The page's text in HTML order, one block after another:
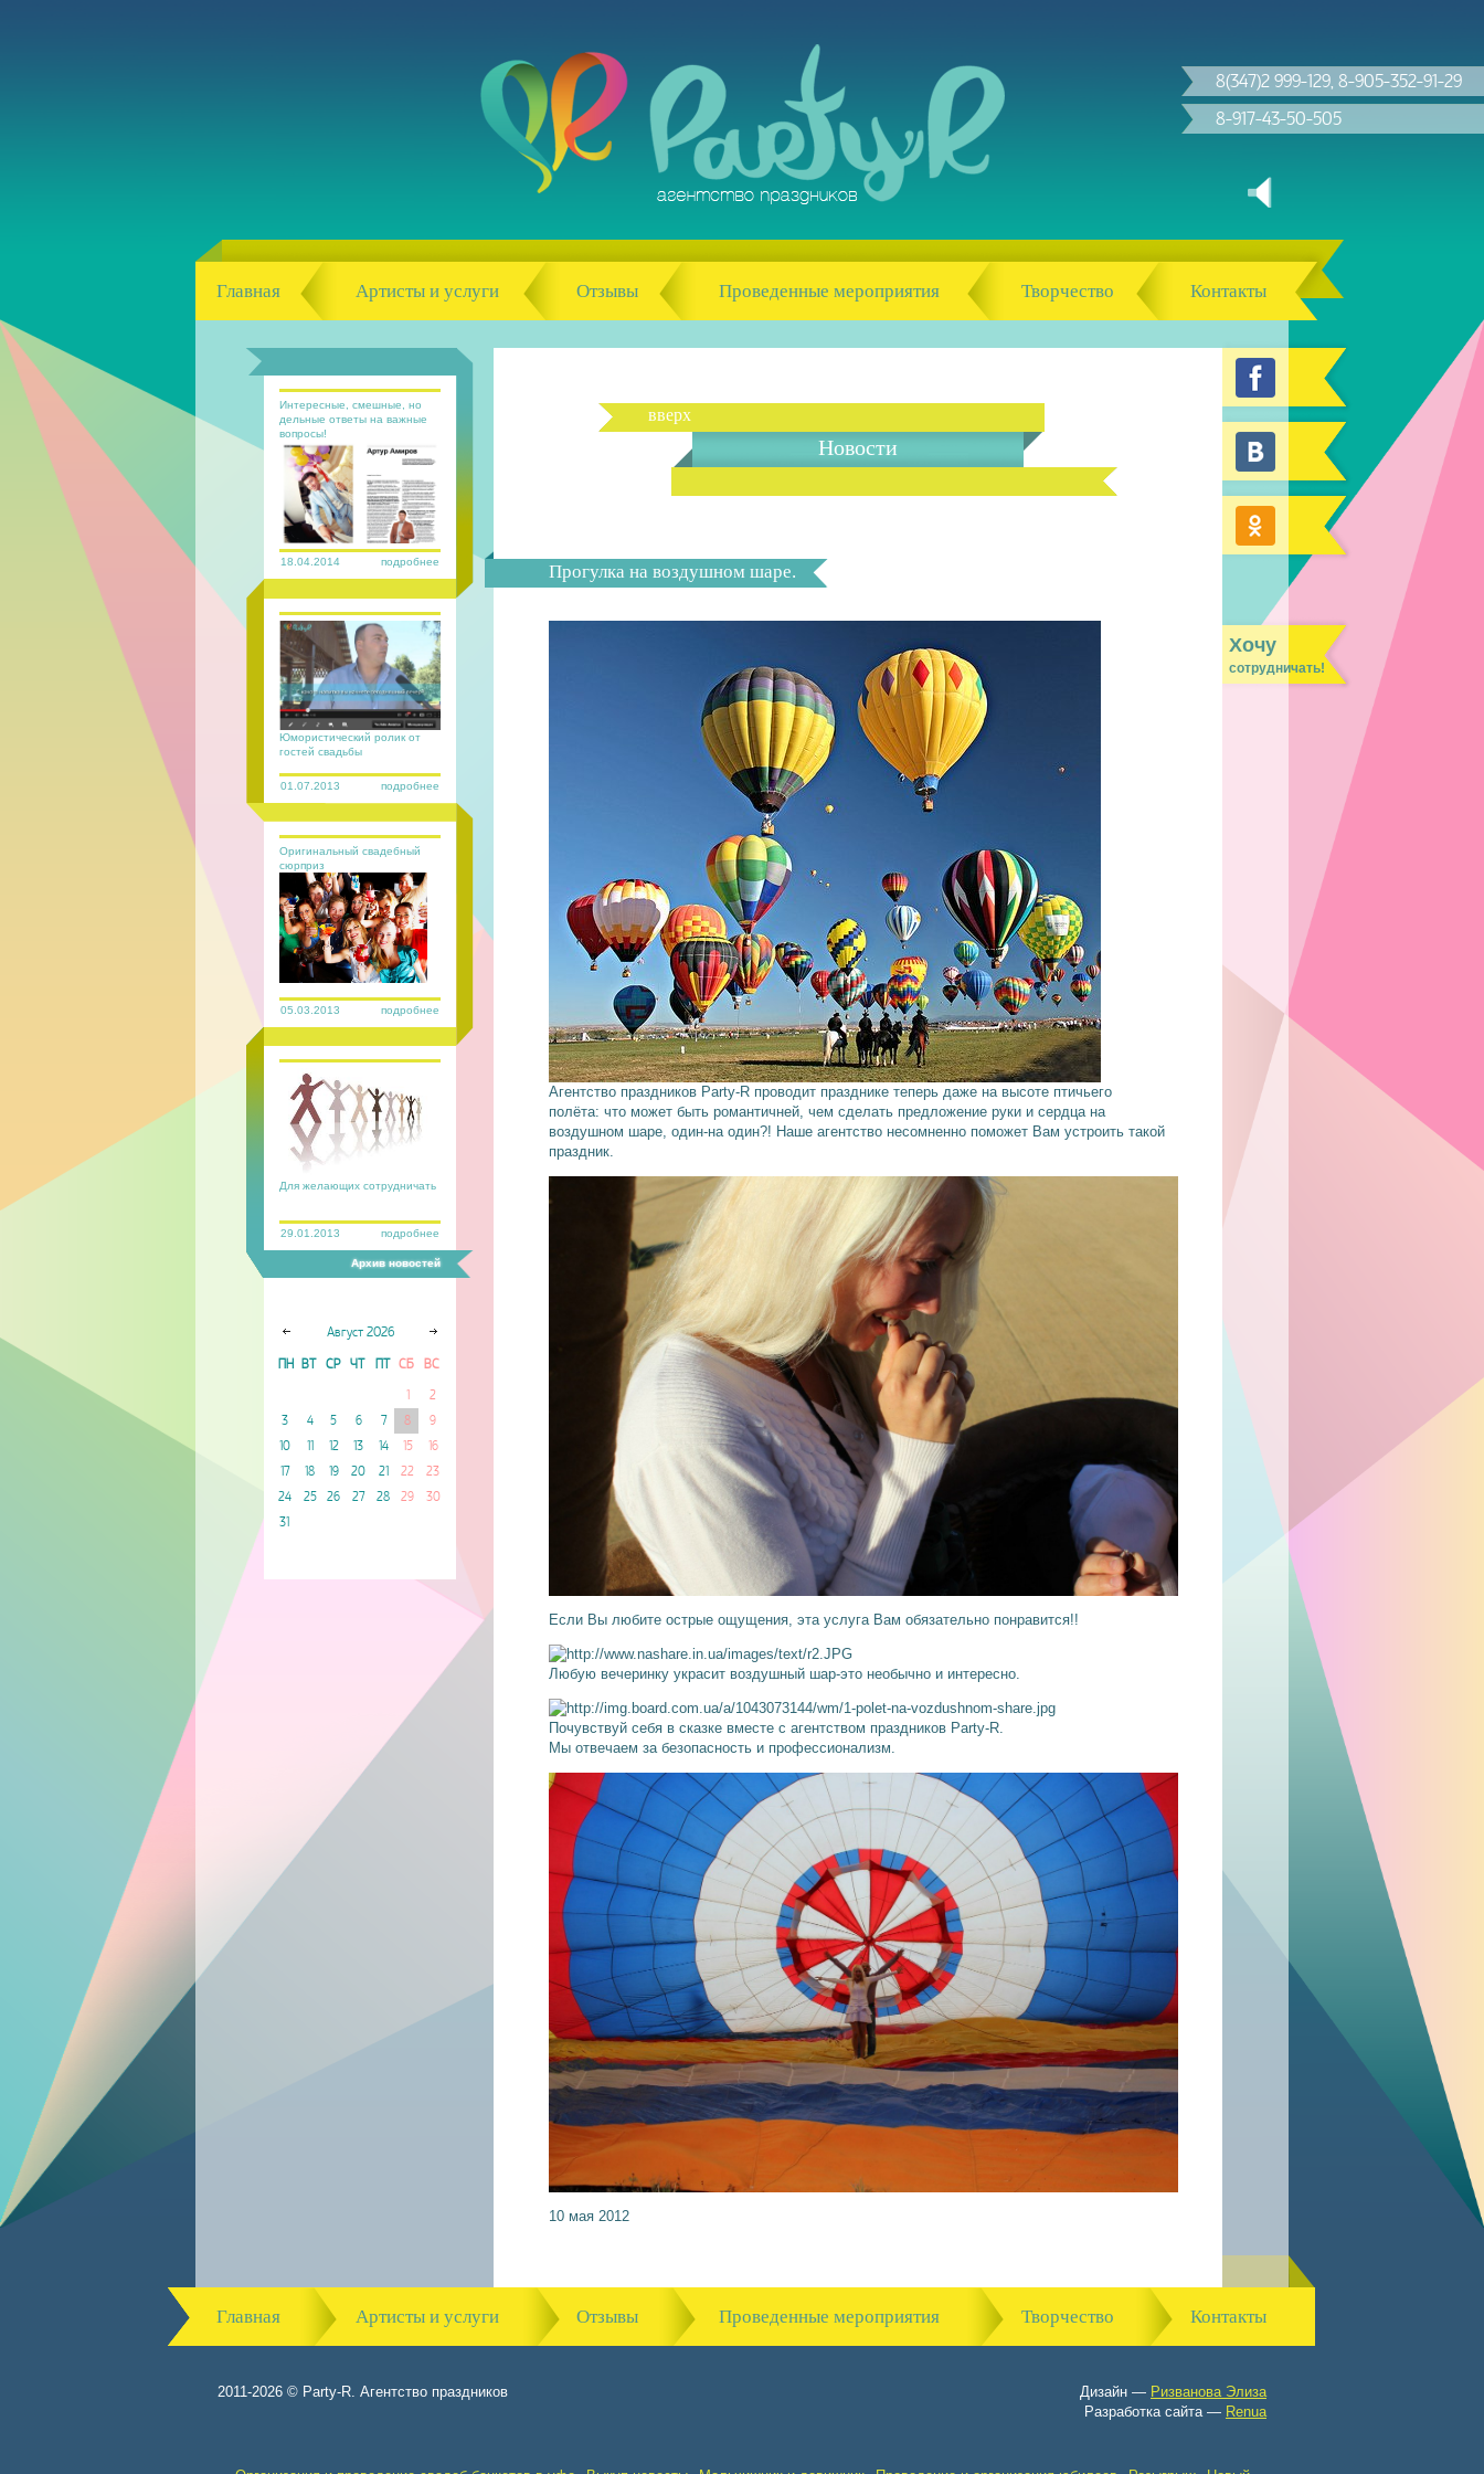
8(347)2 999-129, 8-905-352-91-29
8-917-43-50-505
Главная Артисты и услуги Отзывы Проведенные мероприятия Творчество Контакты
Хочу
сотрудничать!
18.04.2014 подробнее
Интересные, смешные, но
дельные ответы на важные
вопросы!
01.07.2013 подробнее
Юмористический ролик от
гостей свадьбы
05.03.2013 подробнее
Оригинальный свадебный
сюрприз
29.01.2013 подробнее
Для желающих сотрудничать
Архив новостей
Август 2026
ПН ВТ СР ЧТ СБ ВС
1
2
3
4 5 6 7 8
9
10
11 12 13 14 15
16
17
18 19 20 21 22
23
24
25 26 27 28 29
30
31
вверх
Новости
Прогулка на воздушном шаре.
Агентство праздников Party-R проводит празднике теперь даже на высоте птичьего
полёта: что может быть романтичней, чем сделать предложение руки и сердца на
воздушном шаре, один-на один?! Наше агентство несомненно поможет Вам устроить такой
праздник.
Если Вы любите острые ощущения, эта услуга Вам обязательно понравится!!
Любую вечеринку украсит воздушный шар-это необычно и интересно.
Почувствуй себя в сказке вместе с агентством праздников Party-R.
Мы отвечаем за безопасность и профессионализм.
10 мая 2012
Главная Артисты и услуги Отзывы Проведенные мероприятия Творчество Контакты
2011-2026 © Party-R. Агентство праздников Дизайн — Ризванова Элиза
Разработка сайта — Renua